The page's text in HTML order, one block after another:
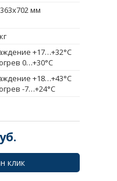
мм
+17…+32°С
0…+30°С
+18…+43°С
-7…+24°С
клик